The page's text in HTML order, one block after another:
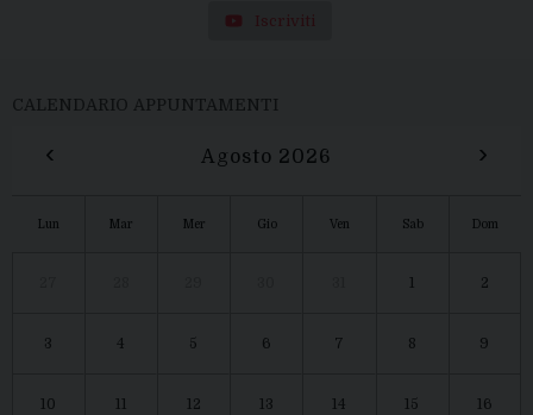
Iscriviti
CALENDARIO APPUNTAMENTI
‹ Agosto 2026 ›
Lun Mar Mer Gio Ven Sab Dom
1 2
3 4 5 6 7 8 9
10 11 12 13 14 15 16